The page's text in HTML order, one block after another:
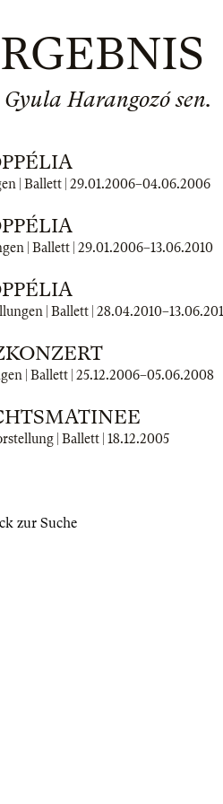
Harangozó sen.
| Ballett | 29.01.2006–04.06.2006
| Ballett | 29.01.2006–13.06.2010
| Ballett | 28.04.2010–
| Ballett | 25.12.2006–05.06.2008
| Ballett | 18.12.2005
zur Suche